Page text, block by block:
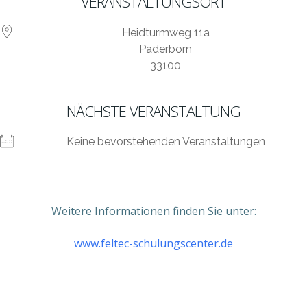
Heidturmweg 11a
Paderborn
33100
NÄCHSTE VERANSTALTUNG
Keine bevorstehenden Veranstaltungen
Weitere Informationen finden Sie unter:
www.feltec-schulungscenter.de